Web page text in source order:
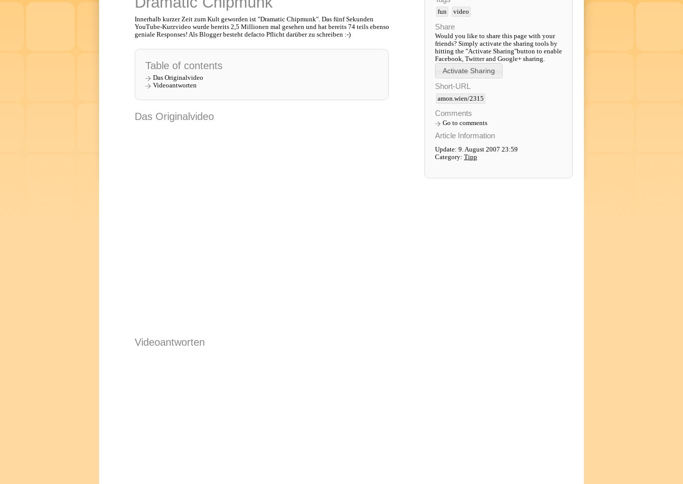
Innerhalb kurzer Zeit zum Kult geworden ist "Dramatic Chipmunk". Das fünf Sekunden
YouTube-Kurzvideo wurde bereits 2,5 Millionen mal gesehen und hat bereits 74 teils ebenso
geniale Responses! Als Blogger besteht defacto Pflicht darüber zu schreiben :-)
Table of contents
Das Originalvideo
Videoantworten
Das Originalvideo
Videoantworten
fun video
Share
Would you like to share this page with your
friends? Simply activate the sharing tools by
hitting the "Activate Sharing"button to enable
Facebook, Twitter and Google+ sharing.
Short-URL
amon.wien/2315
Comments
Go to comments
Article Information
Update: 9. August 2007 23:59
Category: Tipp